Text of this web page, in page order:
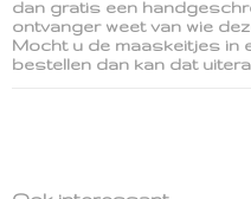
dan gratis een
ontvanger weet van wie
Mocht u de maaskeitjes in
bestellen dan kan dat